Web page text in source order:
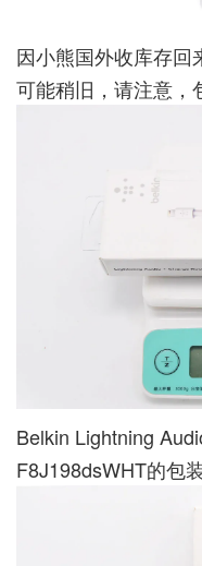
因小熊国外收库存回
可能稍旧，请注意，
Belkin Lightning
F8J198dsWHT的包